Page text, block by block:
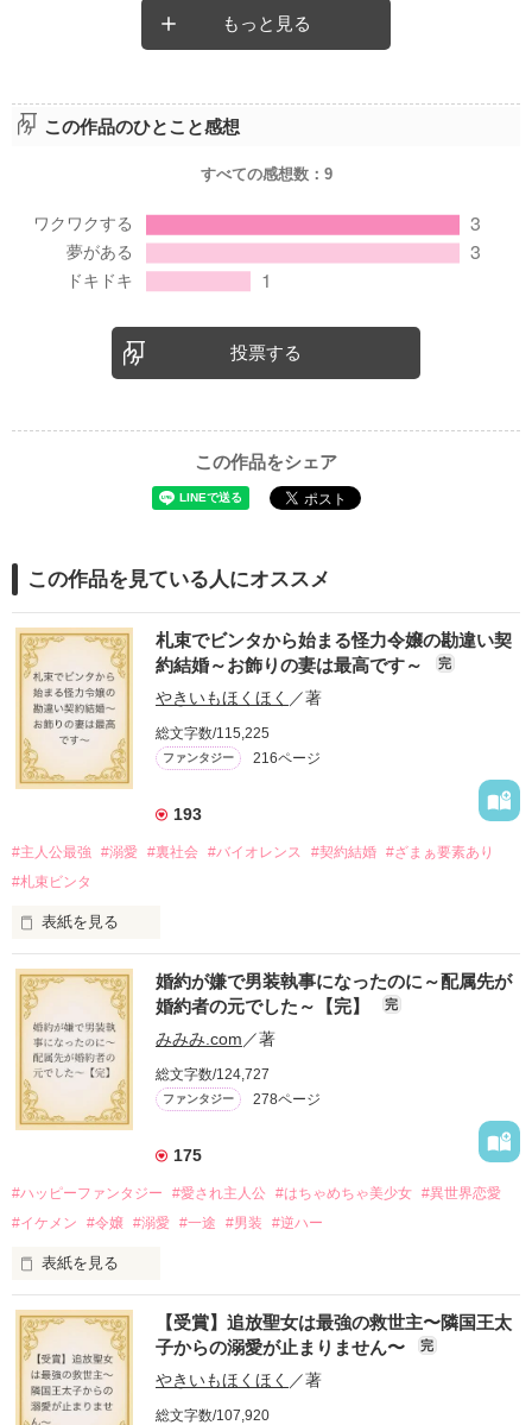
もっと見る
この作品のひとこと感想
すべての感想数： 9
投票する
この作品をシェア
この作品を見ている人にオススメ
札束でビンタから始まる怪力令嬢の勘違い契
約結婚～お飾りの妻は最高です～
完
やきいもほくほく ／著
総文字数/115,225
ファンタジー 216ページ
193
#主人公最強 #溺愛 #裏社会 #バイオレンス #契約結婚 #ざまぁ要素あり
#札束ビンタ
表紙を見る
かつては英雄と呼ばれた父は事業で失敗ばかり。
そのせいで極貧生活を送るオリヴィア・ディルムーンは、母が
倒れたことをきっかけに娼婦になり稼ごうと屋敷を飛び出し
た。
娼館（たぶん）の店主は札束でビンタしてくる謎の男。
金と引き換えに雇われたと思いきや……契約結婚だった！？
裏社会を牛耳るロベールは仮面をつけており、謎が多いが幸せ
な結婚生活を満喫中。
そこでロベールを慕うアリスに一方的に敵視され、嫌がらせを
勘違いから始まる初夜騒動に危険ばかりの血まみれ新婚生活。
出会いは最悪、結婚生活は最高……？
愛を知らない公爵と天然怪力令嬢の溺愛バイオレンスラブコメ
ディです。
婚約が嫌で男装執事になったのに～配属先が
婚約者の元でした～【完】
完
みみみ.com ／著
総文字数/124,727
ファンタジー 278ページ
175
#ハッピーファンタジー #愛され主人公 #はちゃめちゃ美少女 #異世界恋愛
#イケメン
#令嬢 #溺愛 #一途 #男装 #逆ハー
表紙を見る
＼異世界ラブコメ×ハッピーファンタジー／
「いやっほぉぉおお〜い！！！！」
【受賞】追放聖女は最強の救世主〜隣国王太
子からの溺愛が止まりません〜
完
やきいもほくほく ／著
総文字数/107,920